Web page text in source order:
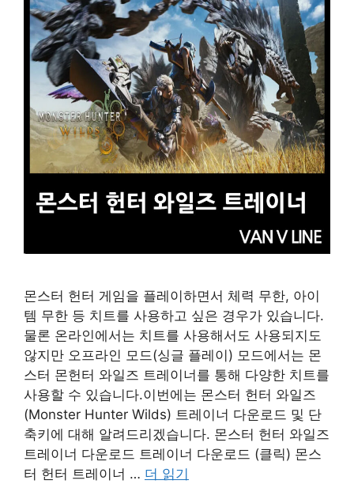
몬스터 헌터 게임을 플레이하면서 체력 무한, 아이
템 무한 등 치트를 사용하고 싶은 경우가 있습니다.
물론 온라인에서는 치트를 사용해서도 사용되지도
않지만 오프라인 모드(싱글 플레이) 모드에서는 몬
스터 몬헌터 와일즈 트레이너를 통해 다양한 치트를
사용할 수 있습니다.이번에는 몬스터 헌터 와일즈
(Monster Hunter Wilds) 트레이너 다운로드 및 단
축키에 대해 알려드리겠습니다. 몬스터 헌터 와일즈
트레이너 다운로드 트레이너 다운로드 (클릭) 몬스
터 헌터 트레이너 … 더 읽기